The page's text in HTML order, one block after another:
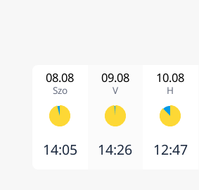
08.08
Szo
14:05
09.08
V
14:26
10.08
H
12:47